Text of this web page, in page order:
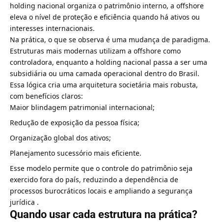
holding nacional organiza o patrimônio interno, a offshore
eleva o nível de proteção e eficiência quando há ativos ou
interesses internacionais.
Na prática, o que se observa é uma mudança de paradigma.
Estruturas mais modernas utilizam a offshore como
controladora, enquanto a holding nacional passa a ser uma
subsidiária ou uma camada operacional dentro do Brasil.
Essa lógica cria uma arquitetura societária mais robusta,
com benefícios claros:
Maior blindagem patrimonial internacional;
Redução de exposição da pessoa física;
Organização global dos ativos;
Planejamento sucessório mais eficiente.
Esse modelo permite que o controle do patrimônio seja
exercido fora do país, reduzindo a dependência de
processos burocráticos locais e ampliando a segurança
jurídica .
Quando usar cada estrutura na prática?